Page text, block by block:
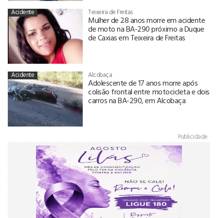
Acidente Teixeira de Freitas
Mulher de 28 anos morre em acidente
de moto na BA-290 próximo a Duque
de Caxias em Teixeira de Freitas
Acidente Alcobaça
Adolescente de 17 anos morre após
colisão frontal entre motocicleta e dois
carros na BA-290, em Alcobaça
Publicidade